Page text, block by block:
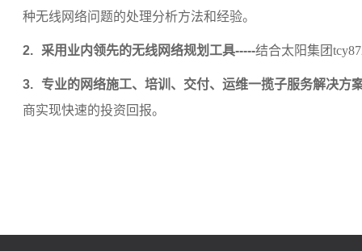
种无线网络问题的处理分析方法和经验。
2. 采用业内领先的无线网络规划工具-----结合太阳集团
3.
专业的网络施工、培训、交付、运维一揽子服务解决方
商实现快速的投资回报。